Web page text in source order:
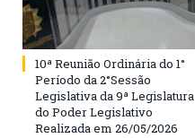
10ª Reunião Ordinária do 1°
Período da 2°Sessão
Legislativa da 9ª Legislatura
do Poder Legislativo
Realizada em 26/05/2026